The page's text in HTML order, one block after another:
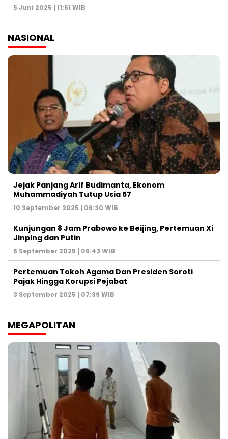
5 Juni 2025 | 11:51 WIB
NASIONAL
Jejak Panjang Arif Budimanta, Ekonom
Muhammadiyah Tutup Usia 57
10 September 2025 | 06:30 WIB
Kunjungan 8 Jam Prabowo ke Beijing, Pertemuan Xi
Jinping dan Putin
6 September 2025 | 06:43 WIB
Pertemuan Tokoh Agama Dan Presiden Soroti
Pajak Hingga Korupsi Pejabat
3 September 2025 | 07:39 WIB
MEGAPOLITAN